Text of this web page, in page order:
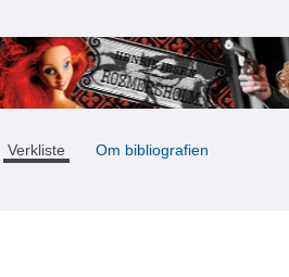
Verkliste Om bibliografien